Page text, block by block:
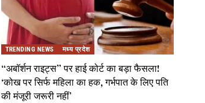
TRENDING NEWS मध्य प्रदेश
“अबॉर्शन राइट्स” पर हाई कोर्ट का बड़ा फैसला!
‘कोख पर सिर्फ महिला का हक, गर्भपात के लिए पति
की मंजूरी जरूरी नहीं’